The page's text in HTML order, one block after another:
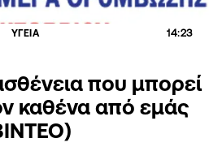
ΥΓΕΙΑ 14:23
που μπορεί
καθένα από εμάς